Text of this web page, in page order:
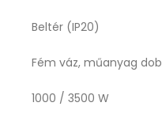
Beltér (IP20)
Fém váz, műanyag dob
1000 / 3500 W